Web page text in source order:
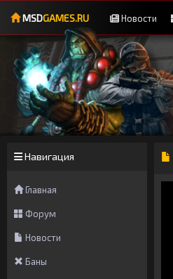
MSDGAMES.RU Новости
Навигация
Главная
Форум
Новости
Баны